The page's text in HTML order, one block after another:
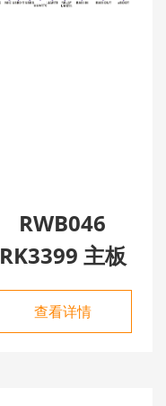
RWB046
RK3399 主板
查看详情